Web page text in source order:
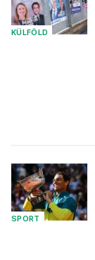
KÜLFÖLD
SPORT